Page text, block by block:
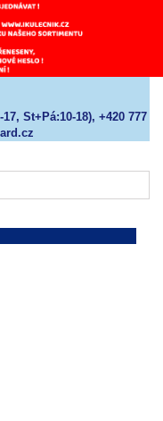
St+Pá:10-18), +420 777